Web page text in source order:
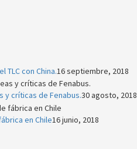
TLC con China.16 septiembre, 2018
y críticas de Fenabus.30 agosto, 2018
en Chile16 junio, 2018